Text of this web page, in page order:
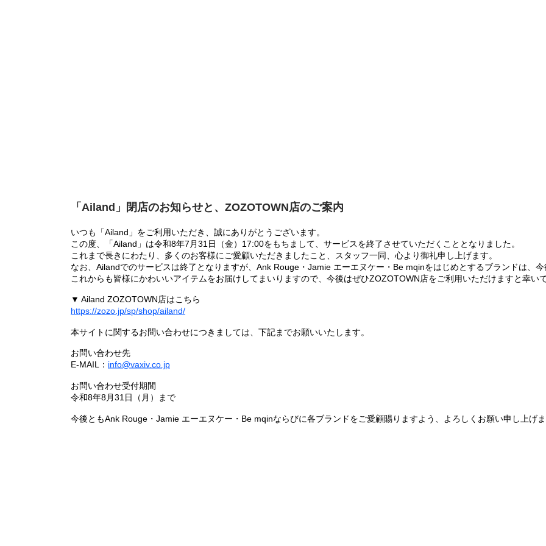
「Ailand」閉店のお知らせと、ZOZOTOWN店のご案内
いつも「Ailand」をご利用いただき、誠にありがとうございます。
この度、「Ailand」は令和8年7月31日（金）17:00をもちまして、サービスを終了させていただくこととなりました。
これまで長きにわたり、多くのお客様にご愛顧いただきましたこと、スタッフ一同、心より御礼申し上げます。
なお、Ailandでのサービスは終了となりますが、Ank Rouge・Jamie エーエヌケー・Be mqinをはじめとするブランドは、
これからも皆様にかわいいアイテムをお届けしてまいりますので、今後はぜひZOZOTOWN店をご利用いただけますと幸いで
▼ Ailand ZOZOTOWN店はこちら
https://zozo.jp/sp/shop/ailand/
本サイトに関するお問い合わせにつきましては、下記までお願いいたします。
お問い合わせ先
E-MAIL： info@vaxiv.co.jp
お問い合わせ受付期間
令和8年8月31日（月）まで
今後ともAnk Rouge・Jamie エーエヌケー・Be mqinならびに各ブランドをご愛顧賜りますよう、よろしくお願い申し上げま